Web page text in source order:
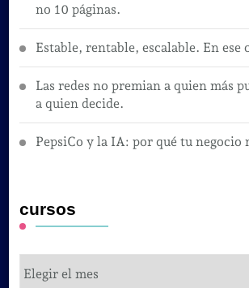
no 10 páginas.
Estable, rentable, escalable. En ese
Las redes no premian a quien más
a quien decide.
PepsiCo y la IA: por qué tu negocio
cursos